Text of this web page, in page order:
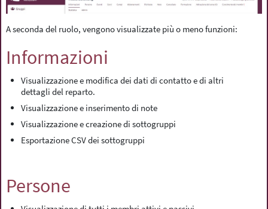
A seconda del ruolo, vengono visualizzate più o meno funzioni:
Informazioni
Visualizzazione e modifica dei dati di contatto e di altri
dettagli del reparto.
Visualizzazione e inserimento di note
Visualizzazione e creazione di sottogruppi
Esportazione CSV dei sottogruppi
Persone